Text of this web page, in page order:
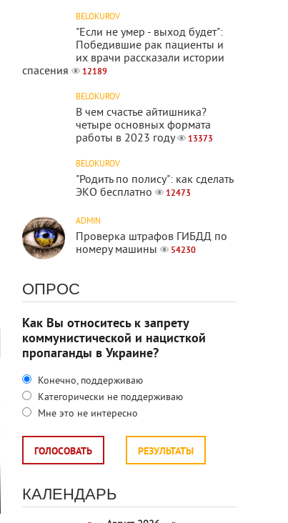
BELOKUROV
"Если не умер - выход будет":
Победившие рак пациенты и
их врачи рассказали истории
спасения
12189
BELOKUROV
В чем счастье айтишника?
четыре основных формата
работы в 2023 году
13373
BELOKUROV
"Родить по полису": как сделать
ЭКО бесплатно
12473
ADMIN
Проверка штрафов ГИБДД по
номеру машины
54230
ОПРОС
Как Вы относитесь к запрету
коммунистической и нацисткой
пропаганды в Украине?
Конечно, поддерживаю
Категорически не поддерживаю
Мне это не интересно
ГОЛОСОВАТЬ РЕЗУЛЬТАТЫ
КАЛЕНДАРЬ